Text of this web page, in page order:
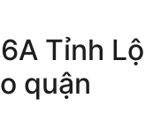
Tỉnh Lộ
quận